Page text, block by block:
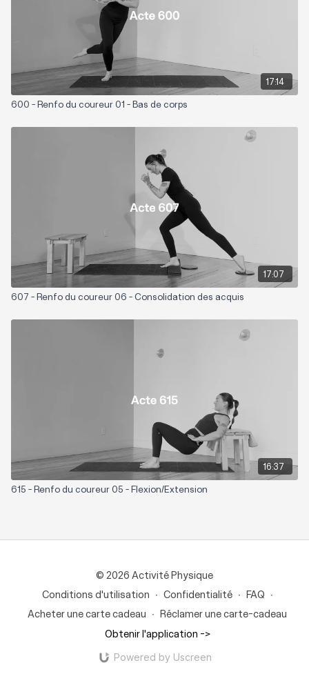
17:14
600 - Renfo du coureur 01 - Bas de corps
17:07
607 - Renfo du coureur 06 - Consolidation des acquis
16:37
615 - Renfo du coureur 05 - Flexion/Extension
© 2026 Activité Physique
Conditions d'utilisation ∙ Confidentialité ∙ FAQ ∙
Acheter une carte cadeau ∙ Réclamer une carte-cadeau
Obtenir l'application ->
Powered by Uscreen